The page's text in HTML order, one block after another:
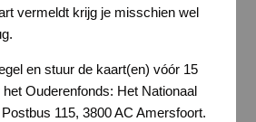
vermeldt krijg je misschien wel
en stuur de kaart(en) vóór 15
Ouderenfonds: Het Nationaal
115, 3800 AC Amersfoort.